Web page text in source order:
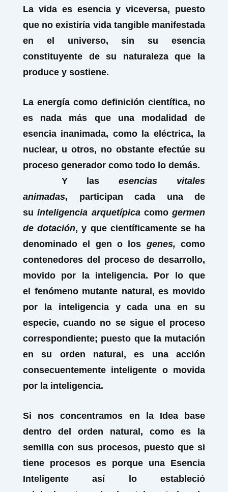
La vida es esencia y viceversa, puesto
que no existiría vida tangible manifestada
en el universo, sin su esencia
constituyente de su naturaleza que la
produce y sostiene.
La energía como definición científica, no
es nada más que una modalidad de
esencia inanimada, como la eléctrica, la
nuclear, u otros, no obstante efectúe su
proceso generador como todo lo demás.
Y lasesencias vitales
animadas, participan cada una de
suinteligencia arquetípicacomo germen
de dotación, y que científicamente se ha
denominado el gen o los genes, como
contenedores del proceso de desarrollo,
movido por la inteligencia. Por lo que
el fenómeno mutante natural, es movido
por la inteligencia y cada una en su
especie, cuando no se sigue el proceso
correspondiente; puesto que la mutación
en su orden natural, es una acción
consecuentemente inteligente o movida
por la inteligencia.
Si nos concentramos en la Idea base
dentro del orden natural, como es la
semilla con sus procesos, puesto que si
tiene procesos es porque una Esencia
Inteligente así lo estableció